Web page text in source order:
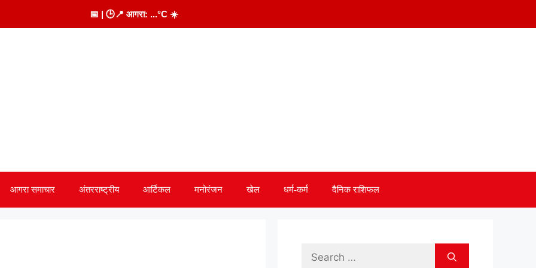
📅 | 🕒📍 आगरा: ...°C ☀️
आगरा समाचार अंतरराष्ट्रीय आर्टिकल मनोरंजन खेल धर्म-कर्म दैनिक राशिफल
Search